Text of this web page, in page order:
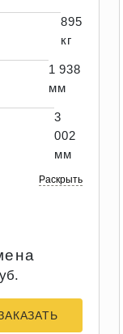
895
кг
1 938
мм
3
002
мм
Раскрыть